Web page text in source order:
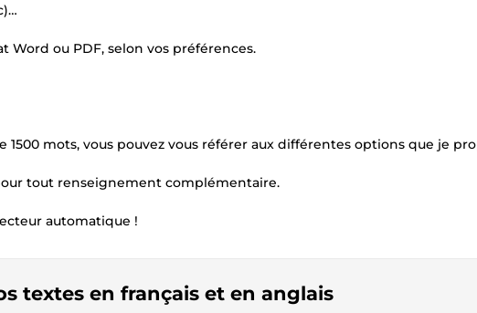
Word ou PDF, selon vos préférences.
mots, vous pouvez vous référer aux différentes options que je
tout renseignement complémentaire.
automatique !
textes en français et en anglais